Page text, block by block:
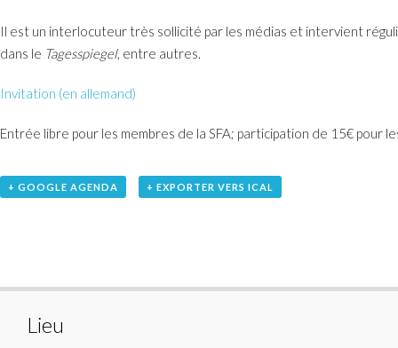
Il est un interlocuteur très sollicité par les médias et intervient
dans le Tagesspiegel, entre autres.
Invitation (en allemand)
Entrée libre pour les membres de la SFA; participation de 15€ pour
+ GOOGLE AGENDA + EXPORTER VERS ICAL
Lieu